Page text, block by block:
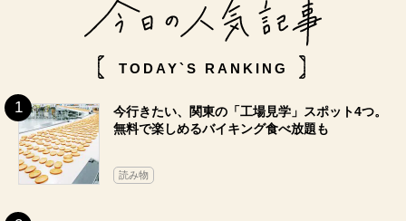
TODAY`S RANKING
今行きたい、関東の「工場見学」スポット4つ。
無料で楽しめるバイキング食べ放題も
読み物